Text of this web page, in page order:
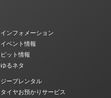
インフォメーション
イベント情報
ピット情報
ゆるネタ
ジープレンタル
タイヤお預かりサービス